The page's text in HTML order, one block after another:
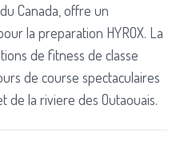
Canada, offre un
la preparation HYROX. La
de fitness de classe
de course spectaculaires
de la riviere des Outaouais.